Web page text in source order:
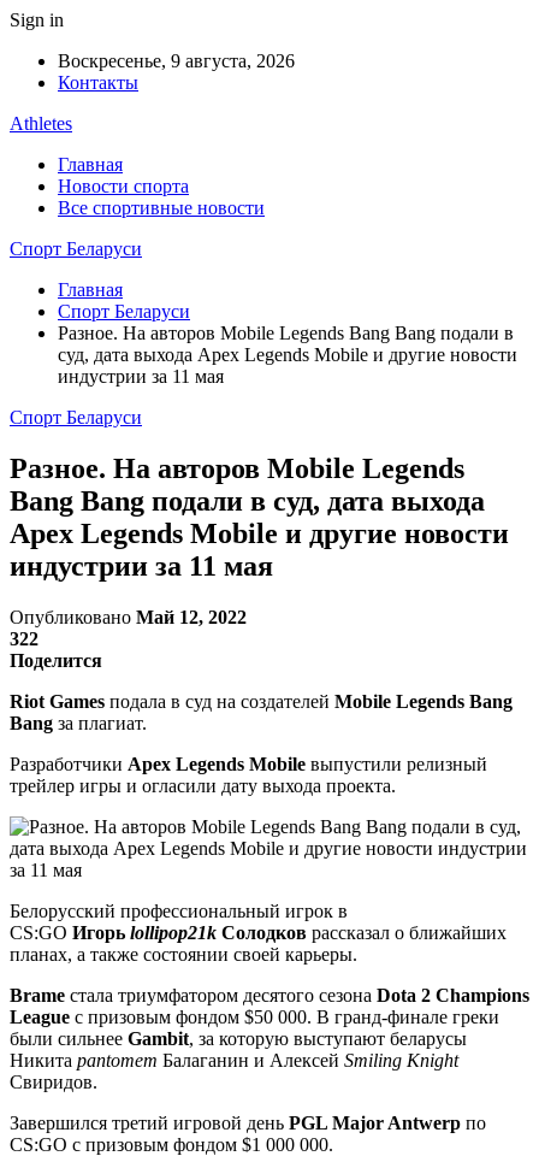
Sign in
Воскресенье, 9 августа, 2026
Контакты
Athletes
Главная
Новости спорта
Все спортивные новости
Спорт Беларуси
Главная
Спорт Беларуси
Разное. На авторов Mobile Legends Bang Bang подали в
суд, дата выхода Apex Legends Mobile и другие новости
индустрии за 11 мая
Спорт Беларуси
Разное. На авторов Mobile Legends
Bang Bang подали в суд, дата выхода
Apex Legends Mobile и другие новости
индустрии за 11 мая
Опубликовано Май 12, 2022
322
Поделится
Riot Games подала в суд на создателей Mobile Legends Bang
Bang за плагиат.
Разработчики Apex Legends Mobile выпустили релизный
трейлер игры и огласили дату выхода проекта.
Белорусский профессиональный игрок в
CS:GO Игорь lollipop21k Солодков рассказал о ближайших
планах, а также состоянии своей карьеры.
Brame стала триумфатором десятого сезона Dota 2 Champions
League с призовым фондом $50 000. В гранд-финале греки
были сильнее Gambit, за которую выступают беларусы
Никита pantomem Балаганин и Алексей Smiling Knight
Свиридов.
Завершился третий игровой день PGL Major Antwerp по
CS:GO с призовым фондом $1 000 000.